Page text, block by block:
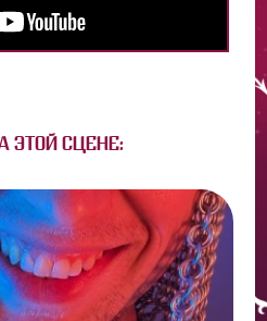
ЭТОЙ СЦЕНЕ: